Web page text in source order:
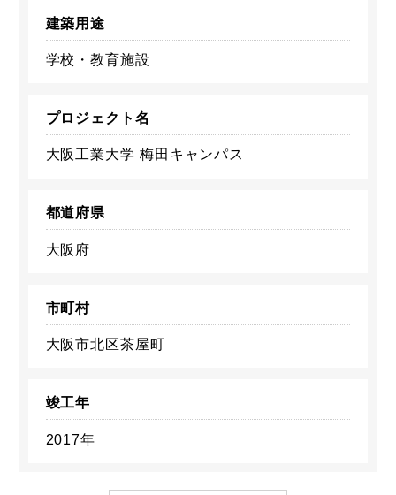
建築用途
学校・教育施設
プロジェクト名
大阪工業大学 梅田キャンパス
都道府県
大阪府
市町村
大阪市北区茶屋町
竣工年
2017年